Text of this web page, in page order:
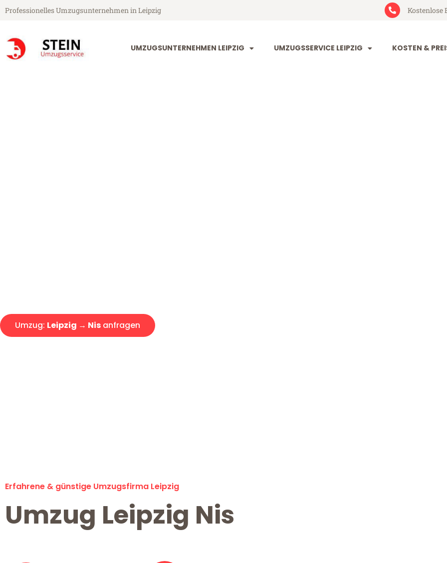
Professionelles Umzugsunternehmen in Leipzig Kostenlose
UMZUGSUNTERNEHMEN LEIPZIG UMZUGSSERVICE LEIPZIG KOSTEN &
Umzug: Leipzig → Nis anfragen
Erfahrene & günstige Umzugsfirma Leipzig
Umzug Leipzig Nis